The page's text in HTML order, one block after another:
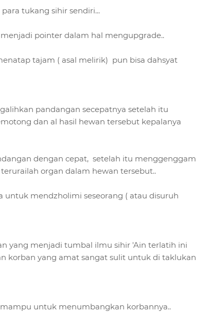
tukang sihir sendiri...
pointer dalam hal mengupgrade..
tajam ( asal melirik) pun bisa dahsyat
pandangan secepatnya setelah itu
dan al hasil hewan tersebut kepalanya
dengan cepat, setelah itu menggenggam
organ dalam hewan tersebut..
mendzholimi seseorang ( atau disuruh
yang menjadi tumbal ilmu sihir 'Ain terlatih ini
korban yang amat sangat sulit untuk di taklukan
untuk menumbangkan korbannya..